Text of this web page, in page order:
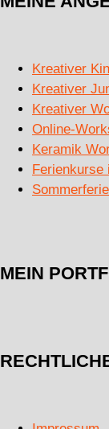
Kreativer
Kreativer
Kreativer
Online-
Keramik
Ferienkurse
MEIN